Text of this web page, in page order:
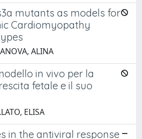
mutants as models for
Cardiomyopathy
ALINA
in vivo per la
fetale e il suo
ELISA
in the antiviral response